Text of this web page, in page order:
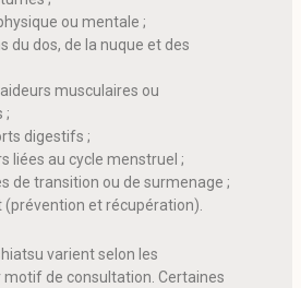
ou mentale ;
du dos, de la nuque et des
musculaires ou
;
digestifs ;
liées au cycle menstruel ;
de transition ou de surmenage ;
(prévention et récupération).
varient selon les
motif de consultation. Certaines